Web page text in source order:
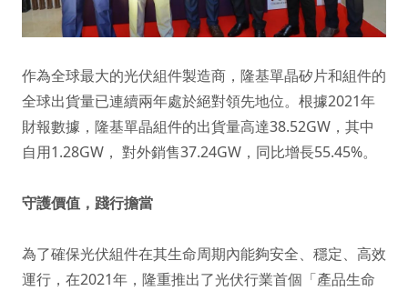
作為全球最大的光伏組件製造商，隆基單晶矽片和組件的
全球出貨量已連續兩年處於絕對領先地位。根據2021年
財報數據，隆基單晶組件的出貨量高達38.52GW，其中
自用1.28GW， 對外銷售37.24GW，同比增長55.45%。
守護價值，踐行擔當
為了確保光伏組件在其生命周期內能夠安全、穩定、高效
運行，在2021年，隆重推出了光伏行業首個「產品生命